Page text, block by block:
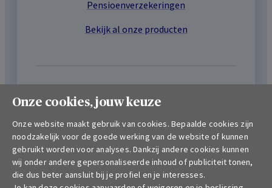
Pensioenverzekeringen
Bekijk al onze producten
Professionelen
Hospitalisatieverzekering
Autoverzekering
Onze cookies, jouw keuze
Onze website maakt gebruik van cookies. Bepaalde cookies zijn
noodzakelijk voor de goede werking van de website of kunnen
gebruikt worden voor analyses. Dankzij andere cookies kunnen
wij onder andere gepersonaliseerde inhoud of publiciteit tonen,
die dus beter aansluit bij je profiel en je interesses.